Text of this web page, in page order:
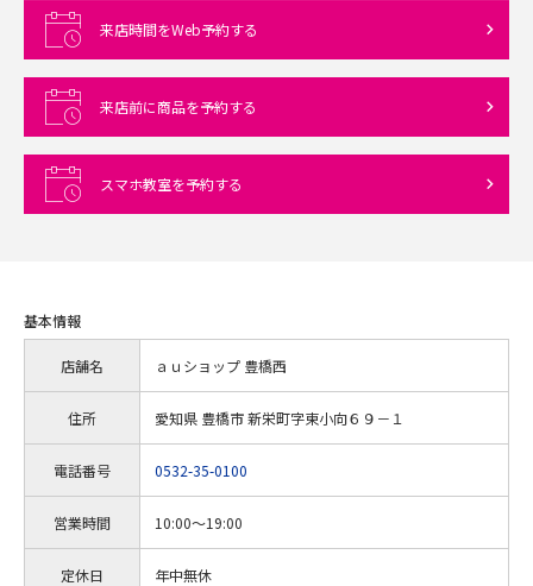
来店時間をWeb予約する
来店前に商品を予約する
スマホ教室を予約する
基本情報
店舗名 ａｕショップ 豊橋西
住所 愛知県 豊橋市 新栄町字東小向６９－１
電話番号 0532-35-0100
営業時間 10:00～19:00
定休日 年中無休